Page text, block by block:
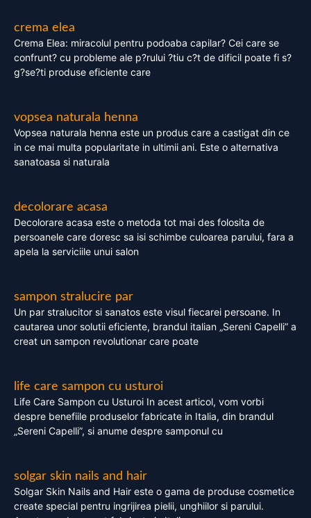
crema elea
Crema Elea: miracolul pentru podoaba capilar? Cei care se
confrunt? cu probleme ale p?rului ?tiu c?t de dificil poate fi s?
g?se?ti produse eficiente care
vopsea naturala henna
Vopsea naturala henna este un produs care a castigat din ce
in ce mai multa popularitate in ultimii ani. Este o alternativa
sanatoasa si naturala
decolorare acasa
Decolorare acasa este o metoda tot mai des folosita de
persoanele care doresc sa isi schimbe culoarea parului, fara a
apela la serviciile unui salon
sampon stralucire par
Un par stralucitor si sanatos este visul fiecarei persoane. In
cautarea unor solutii eficiente, brandul italian „Sereni Capelli” a
creat un sampon revolutionar care poate
life care sampon cu usturoi
Life Care Sampon cu Usturoi In acest articol, vom vorbi
despre benefiile produselor fabricate in Italia, din brandul
„Sereni Capelli”, si anume despre samponul cu
solgar skin nails and hair
Solgar Skin Nails and Hair este o gama de produse cosmetice
create special pentru ingrijirea pielii, unghiilor si parului.